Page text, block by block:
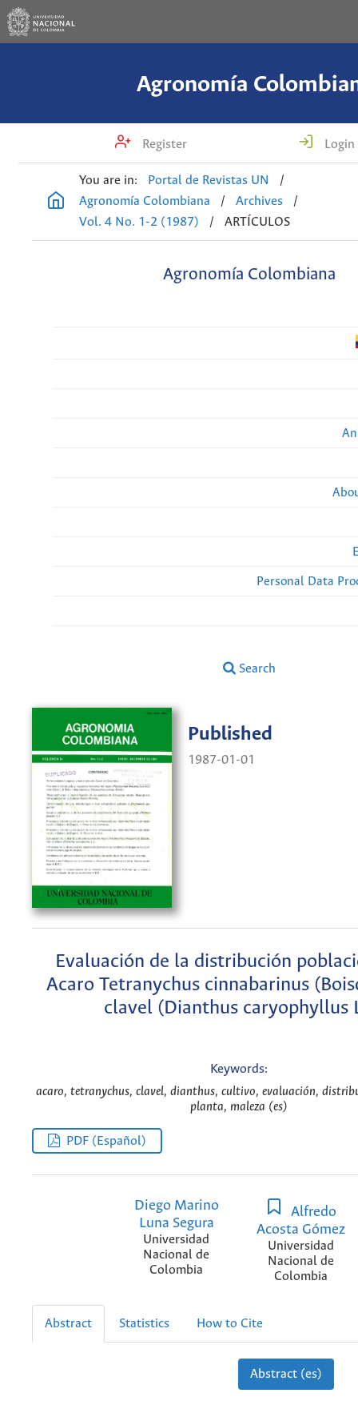
Agronomía
Register Login
You are in: Portal de Revistas UN
/
Agronomía Colombiana
/ Archives
/
Vol. 4 No. 1-2 (1987)
/ ARTÍCULOS
Agronomía Colombiana
Personal Data
Search
Published
1987-01-01
Evaluación de la distribución
Acaro Tetranychus cinnabarinus
clavel (Dianthus caryophyllus
Keywords:
acaro, tetranychus, clavel, dianthus, cultivo, evaluación,
planta, maleza (es)
PDF (Español)
Diego Marino
Luna Segura
Universidad
Nacional de
Colombia
Alfredo
Acosta Gómez
Universidad
Nacional de
Colombia
Abstract Statistics How to Cite
Abstract (es)